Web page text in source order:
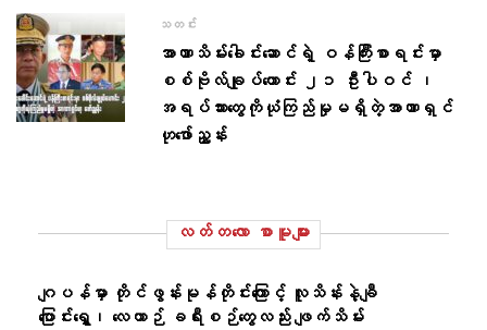
သတင်း
အာဏာသိမ်း​ခေါင်း​ဆောင်ရဲ့ ဝန်ကြီးစာရင်းမှာ
စစ်ဗိုလ်ချုပ်ဟောင်း ၂၁ ဦးပါဝင် ၊
အရပ်သား​တွေကိုယုံကြည်မှုမရှိတဲ့အာဏာရှင်
ဟု​ဖော်ညွှန်း
လတ်တ‌လော စာမူများ
ဂျပန်မှာ တိုင်ဖွန်းမုန်တိုင်းကြောင့် လူသိန်းနဲ့ချီ
ပြောင်းရွှေ့၊ လေယာဉ် ခရီးစဉ်တွေလည်း ဖျက်သိမ်း